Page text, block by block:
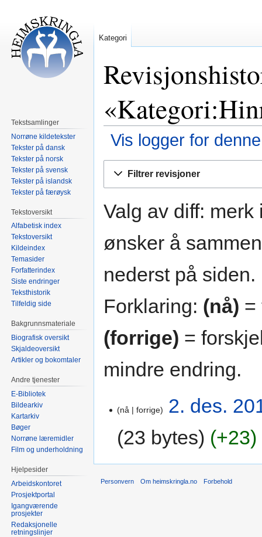
Vis logger for
Filtrer revisjoner
Valg av diff:
ønsker å
nederst på siden.
Forklaring: (nå) =
(forrige) =
mindre endring.
nå forrige
2. des.
23 bytes
+23
Kategori
Tekstsamlinger
Norrøne kildetekster
Tekster på dansk
Tekster på norsk
Tekster på svensk
Tekster på islandsk
Tekster på færøysk
Tekstoversikt
Alfabetisk index
Tekstoversikt
Kildeindex
Temasider
Forfatterindex
Siste endringer
Teksthistorik
Tilfeldig side
Bakgrunnsmateriale
Biografisk oversikt
Skjaldeoversikt
Artikler og bokomtaler
Andre tjenester
E-Bibliotek
Bildearkiv
Kartarkiv
Bøger
Norrøne læremidler
Film og underholdning
Hjelpesider
Arbeidskontoret
Prosjektportal
Igangværende
prosjekter
Redaksjonelle
retningslinjer
Personvern Om heimskringla.no Forbehold